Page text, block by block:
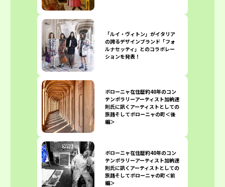
「ルイ・ヴィトン」がイタリア
の誇るデザインブランド「フォ
ルナセッティ」とのコラボレー
ションを発表！
ボローニャ在住歴約40年のコン
テンポラリーアーティスト加納達
則氏に訊くアーティストとしての
旅路そしてボローニャの町＜後
編＞
ボローニャ在住歴約40年のコン
テンポラリーアーティスト加納達
則氏に訊くアーティストとしての
旅路そしてボローニャの町＜前
編＞